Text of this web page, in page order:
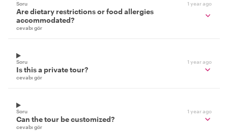
Soru 1 year ago
Are dietary restrictions or food allergies
accommodated?
cevabı gör
Soru 1 year ago
Is this a private tour?
cevabı gör
Soru 1 year ago
Can the tour be customized?
cevabı gör